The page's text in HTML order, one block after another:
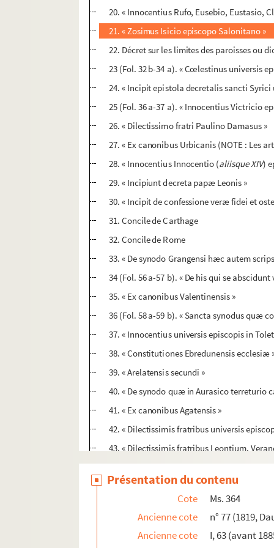
20. « Innocentius Rufo, Eusebio, Eustasio,
21. « Zosimus Isicio episcopo Salonitano »
22. Décret sur les limites des paroisses ou
23 (Fol. 32 b-34 a). « Cœlestinus universis
24. « Incipit epistola decretalis sancti
25 (Fol. 36 a-37 a). « Innocentius Victricio
26. « Dilectissimo fratri Paulino Damasus »
27. « Ex canonibus Urbicanis (NOTE : Les
28. « Innocentius Innocentio (aliisque XIV)
29. « Incipiunt decreta papæ Leonis »
30. « Incipit de confessione veræ fidei et
31. Concile de Carthage
32. Concile de Rome
33. « De synodo Grangensi hæc autem
34 (Fol. 56 a-57 b). « De his qui se
35. « Ex canonibus Valentinensis »
36 (Fol. 58 a-59 b). « Sancta synodus quæ
37. « Innocentius universis episcopis in
38. « Constitutiones Ebredunensis ecclesiæ
39. « Arelatensis secundi »
40. « De synodo quæ in Aurasico terreturio
41. « Ex canonibus Agatensis »
42. « Dilectissimis fratribus universis
43. « Dilectissimis fratribus Leontium,
44. « Dilectissimo fratri Paulino Damasus »
45. « Incipit tractatus sancti Augustini ad
47. Concile d'Orléans
48. « Ex canonibus Cartaginens.
Présentation du contenu
Cote
Ms. 364
Ancienne cote
n° 77 (1819,
Ancienne cote
I, 63 (avant